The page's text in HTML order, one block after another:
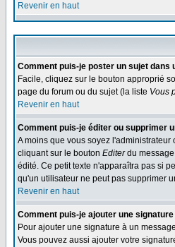
Revenir en haut
Comment puis-je poster un sujet dans
Facile, cliquez sur le bouton approprié
page du forum ou du sujet (la liste Vous
Revenir en haut
Comment puis-je éditer ou supprimer
A moins que vous soyez
cliquant sur le bouton Editerdu message
édité. Ce petit texte n'apparaîtra pas si
qu'un utilisateur ne peut pas supprimer
Revenir en haut
Comment puis-je ajouter une
Pour ajouter une signature à un
Vous pouvez aussi ajouter votre